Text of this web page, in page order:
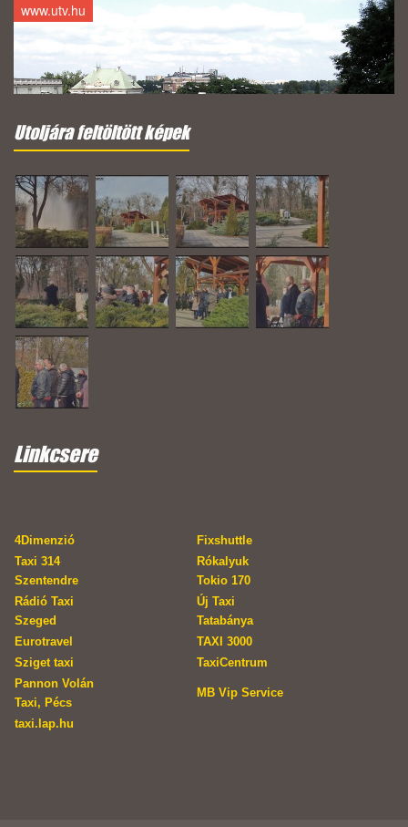
www.utv.hu
Utoljára feltöltött képek
Linkcsere
4Dimenzió
Fixshuttle
Taxi 314
Szentendre
Rókalyuk
Tokio 170
Rádió Taxi
Szeged
Új Taxi
Tatabánya
Eurotravel
TAXI 3000
Sziget taxi
TaxiCentrum
Pannon Volán
Taxi, Pécs
MB Vip Service
taxi.lap.hu